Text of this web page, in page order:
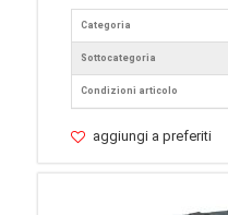
Categoria
Sottocategoria
Condizioni articolo
aggiungi a preferiti